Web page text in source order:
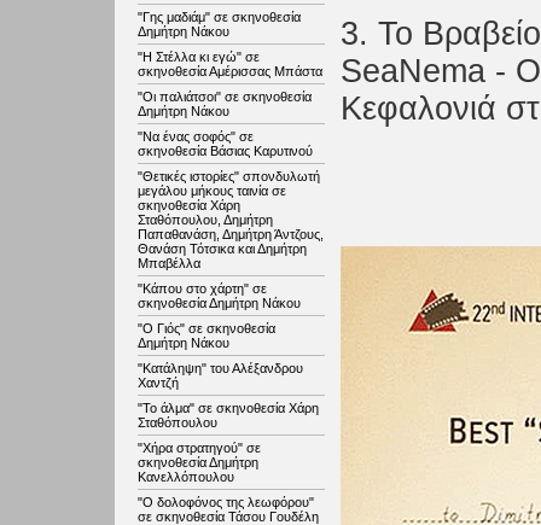
"Γης μαδιάμ" σε σκηνοθεσία
Δημήτρη Νάκου
"Η Στέλλα κι εγώ" σε
σκηνοθεσία Αμέρισσας Μπάστα
"Οι παλιάτσοι" σε σκηνοθεσία
Δημήτρη Νάκου
"Να ένας σοφός" σε
σκηνοθεσία Βάσιας Καρυτινού
"Θετικές ιστορίες" σπονδυλωτή
μεγάλου μήκους ταινία σε
σκηνοθεσία Χάρη
Σταθόπουλου, Δημήτρη
Παπαθανάση, Δημήτρη Άντζους,
Θανάση Τότσικα και Δημήτρη
Μπαβέλλα
"Κάπου στο χάρτη" σε
σκηνοθεσία Δημήτρη Νάκου
"Ο Γιός" σε σκηνοθεσία
Δημήτρη Νάκου
"Κατάληψη" του Αλέξανδρου
Χαντζή
"Το άλμα" σε σκηνοθεσία Χάρη
Σταθόπουλου
"Χήρα στρατηγού" σε
σκηνοθεσία Δημήτρη
Κανελλόπουλου
"Ο δολοφόνος της λεωφόρου"
σε σκηνοθεσία Τάσου Γουδέλη
3. Το
SeaNema -
Κεφαλονιά